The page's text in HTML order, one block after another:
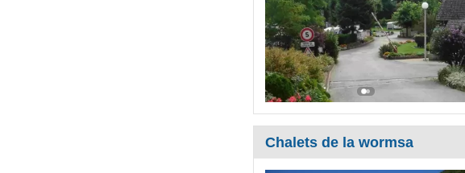
Chalets de la wormsa